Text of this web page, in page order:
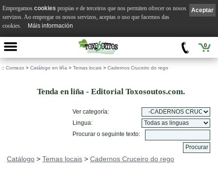
0
:: Comezo > Catálogo en liña > Temas locais > Cadernos Cruceiro do rego
Tenda en liña - Editorial Toxosoutos.com.
Ver categoría:
Lingua:
Procurar o seguinte texto:
Catálogo > Temas locais > Cadernos Cruceiro do rego
Aceptar
Empregamos cookies propias e de terceiros que nos permiten ofrecer os nosos
servizos. Ao empregar os nosos servizos, aceptas o uso que facemos das
cookies.
Máis información